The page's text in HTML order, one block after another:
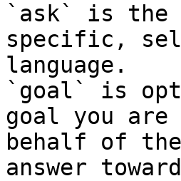
`ask` is the
specific,
language.
`goal` is
goal you
behalf of
answer